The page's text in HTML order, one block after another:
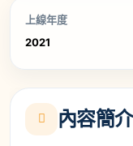
上線年度
2021
內容簡介